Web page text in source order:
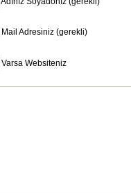
Mail Adresiniz (gerekli)
Varsa Websiteniz